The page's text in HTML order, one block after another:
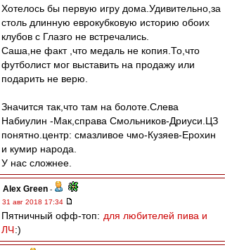
Хотелось бы первую игру дома.Удивительно,за
столь длинную еврокубковую историю обоих
клубов с Глазго не встречались.
Саша,не факт ,что медаль не копия.То,что
футболист мог выставить на продажу или
подарить не верю.
Значится так,что там на болоте.Слева
Набиулин -Мак,справа Смольников-Дриуси.ЦЗ
понятно.центр: cмазливое чмо-Кузяев-Ерохин
и кумир народа.
У нас сложнее.
Alex Green -
31 авг 2018 17:34
Пятничный офф-топ: для любителей пива и
ЛЧ:)